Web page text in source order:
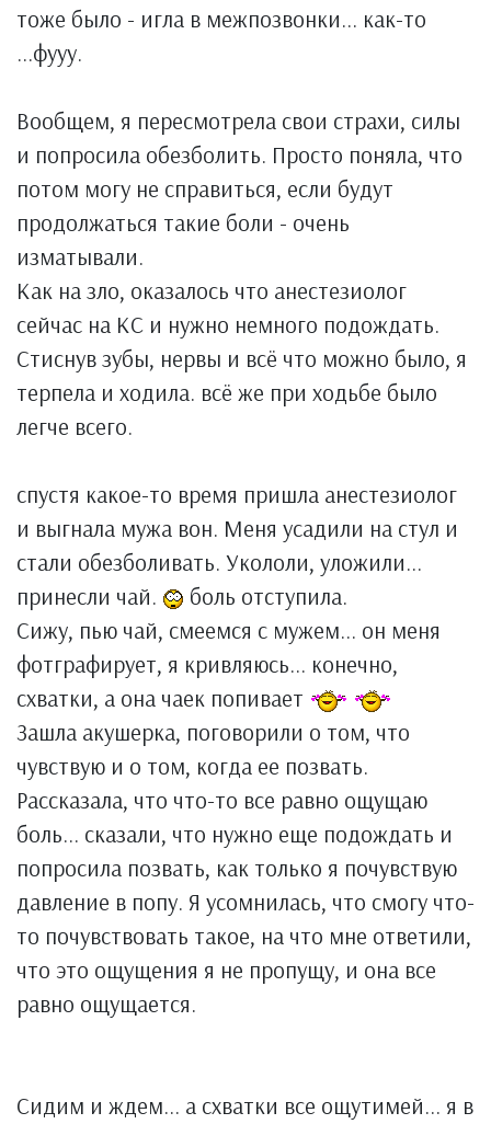
тоже было - игла в межпозвонки... как-то
...фууу.
Вообщем, я пересмотрела свои страхи, силы
и попросила обезболить. Просто поняла, что
потом могу не справиться, если будут
продолжаться такие боли - очень
изматывали.
Как на зло, оказалось что анестезиолог
сейчас на КС и нужно немного подождать.
Стиснув зубы, нервы и всё что можно было, я
терпела и ходила. всё же при ходьбе было
легче всего.
спустя какое-то время пришла анестезиолог
и выгнала мужа вон. Меня усадили на стул и
стали обезболивать. Укололи, уложили...
принесли чай.
боль отступила.
Сижу, пью чай, смеемся с мужем... он меня
фотграфирует, я кривляюсь... конечно,
схватки, а она чаек попивает
Зашла акушерка, поговорили о том, что
чувствую и о том, когда ее позвать.
Рассказала, что что-то все равно ощущаю
боль... сказали, что нужно еще подождать и
попросила позвать, как только я почувствую
давление в попу. Я усомнилась, что смогу что-
то почувствовать такое, на что мне ответили,
что это ощущения я не пропущу, и она все
равно ощущается.
Сидим и ждем... а схватки все ощутимей... я в